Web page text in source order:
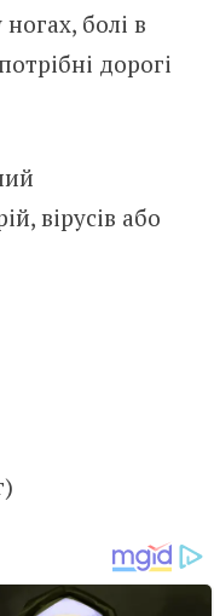
болі в
дорогі
вірусів або